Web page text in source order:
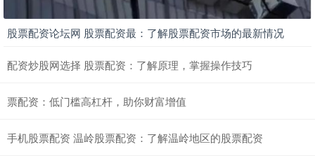
股票配资论坛网 股票配资最：了解股票配资市场的最新情况
配资炒股网选择 股票配资：了解原理，掌握操作技巧
票配资：低门槛高杠杆，助你财富增值
手机股票配资 温岭股票配资：了解温岭地区的股票配资